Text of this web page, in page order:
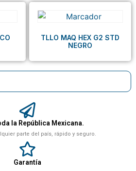
la República Mexicana.
parte del país, rápido y seguro.
Garantía
TLLO MAQ HEX G2 STD
NEGRO